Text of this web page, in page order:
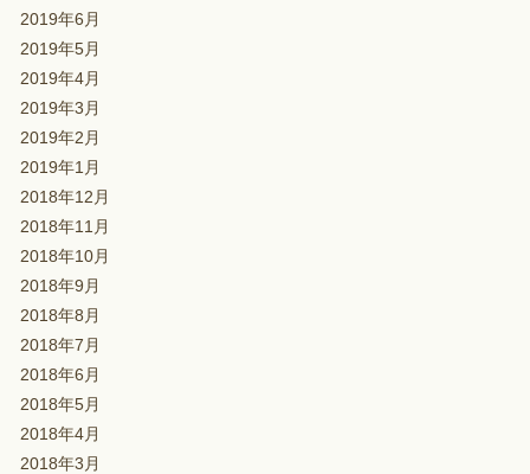
2019年6月
2019年5月
2019年4月
2019年3月
2019年2月
2019年1月
2018年12月
2018年11月
2018年10月
2018年9月
2018年8月
2018年7月
2018年6月
2018年5月
2018年4月
2018年3月